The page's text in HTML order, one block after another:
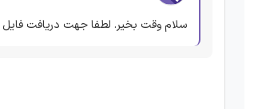
سلام وقت بخیر. لطفا جهت دریافت فایل